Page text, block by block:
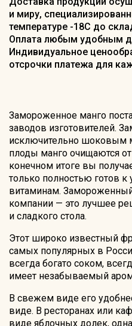
и миру,
температуре -18С до
Оплата любым удобным
Индивидуальное
отсрочки платежа для
Замороженное манго
заводов изготовителей.
исключительно шоковым
плоды манго очищаются
конечном итоге вы
только полностью готов к
витаминам.
компании — это лучшее
и сладкого стола.
Этот широко известный
самых популярных в
всегда богато соком,
имеет незабываемый
В свежем виде его
виде. В ресторанах или
виде яблочных долек,